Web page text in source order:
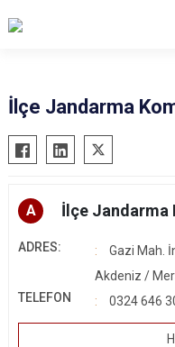
Anamur
Aydıncık
Bozyazı
Çamlıyayla
Erdemli
İlçe Jandarma
A İlçe Jandarma
ADRES:
Gazi Mah.
Akdeniz /
TELEFON
0324 646